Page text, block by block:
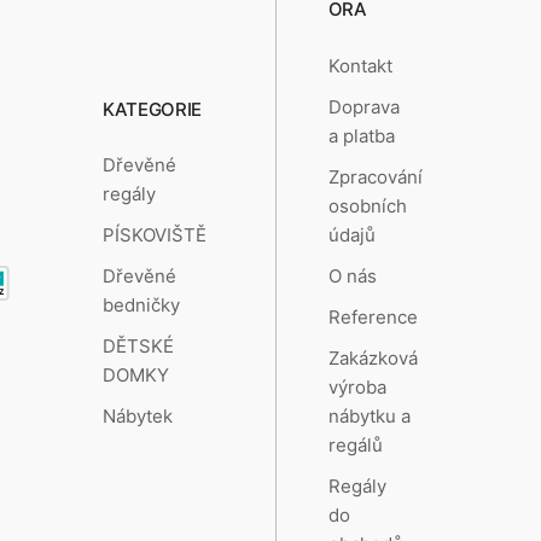
KATEGORIE
Dřevěné
regály
PÍSKOVIŠTĚ
Dřevěné
bedničky
DĚTSKÉ
DOMKY
Nábytek
ORA
Kontakt
Doprava
a platba
Zpracování
osobních
údajů
O nás
Reference
Zakázková
výroba
nábytku a
regálů
Regály
do